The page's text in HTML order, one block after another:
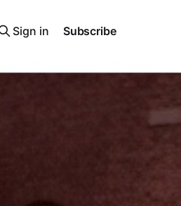
Sign in Subscribe